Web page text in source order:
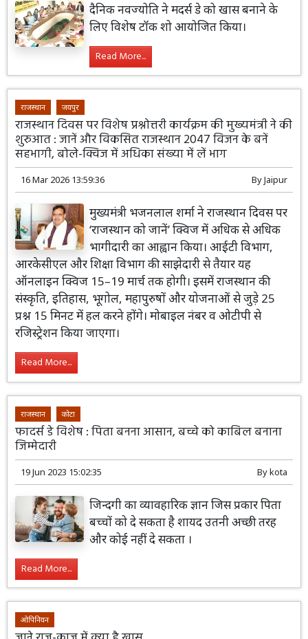
दैनिक नवज्योति ने मदर्स डे को खास बनाने के
लिए विशेष टॉक शो आयोजित किया।
Read More...
राजस्थान जयपुर
राजस्थान दिवस पर विशेष प्रश्नोत्तरी कार्यक्रम की मुख्यमंत्री ने की
शुरुआत : जानें और विकसित राजस्थान 2047 विजन के बनें
सहभागी, बोले-क्विज में अधिका संख्या में लें भाग
16 Mar 2026 13:59:36 ByJaipur
मुख्यमंत्री भजनलाल शर्मा ने राजस्थान दिवस पर
‘राजस्थान को जानें’ क्विज में अधिक से अधिक
भागीदारी का आह्वान किया। आईटी विभाग,
आरकेसीएल और शिक्षा विभाग की साझेदारी से तैयार यह
ऑनलाइन क्विज 15–19 मार्च तक होगी। इसमें राजस्थान की
संस्कृति, इतिहास, भूगोल, महापुरुषों और योजनाओं से जुड़े 25
प्रश्न 15 मिनट में हल करने होंगे। मोबाइल नंबर व ओटीपी से
रजिस्ट्रेशन किया जाएगा।
Read More...
राजस्थान कोटा
फादर्स डे विशेष : पिता बनना आसान, बच्चे को काबिल बनाना
जिम्मेदारी
19 Jun 2023 15:02:35 Bykota
जिन्दगी का व्यावहारिक ज्ञान जिस प्रकार पिता
बच्चों को दे सकता है शायद उतनी अच्छी तरह
और कोई नहीं दे सकता ।
Read More...
ओपिनियन